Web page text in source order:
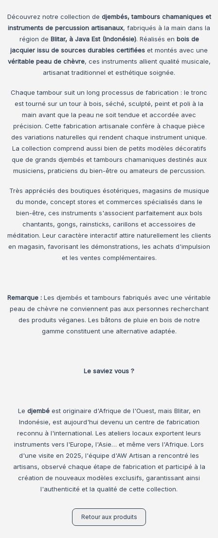
Découvrez notre collection de djembés, tambours chamaniques et
instruments de percussion artisanaux, fabriqués à la main dans la
région de Blitar, à Java Est (Indonésie). Réalisés en bois de
jacquier issu de sources durables certifiées et montés avec une
véritable peau de chèvre, ces instruments allient qualité musicale,
artisanat traditionnel et esthétique soignée.
Chaque tambour suit un long processus de fabrication : le tronc
est tourné sur un tour à bois, séché, sculpté, peint et poli à la
main avant que la peau ne soit tendue et accordée avec
précision. Cette fabrication artisanale confère à chaque pièce
des variations naturelles qui rendent chaque instrument unique.
La collection comprend aussi bien de petits modèles décoratifs
que de grands djembés et tambours chamaniques destinés aux
musiciens, praticiens du bien-être ou amateurs de percussion.
Très appréciés des boutiques ésotériques, magasins de musique
du monde, concept stores et commerces spécialisés dans le
bien-être, ces instruments s'associent parfaitement aux bols
chantants, gongs, rainsticks, carillons et accessoires de
méditation. Leur caractère interactif attire naturellement les clients
en magasin, favorisant les démonstrations, les achats d'impulsion
et les ventes complémentaires.
Remarque : Les djembés et tambours fabriqués avec une véritable
peau de chèvre ne conviennent pas aux personnes recherchant
des produits véganes. Les bâtons de pluie en bois de notre
gamme constituent une alternative adaptée.
Le saviez vous ?
Le djembéest originaire d'Afrique de l'Ouest, mais Blitar, en
Indonésie, est aujourd'hui devenu un centre de fabrication
reconnu à l'international. Les ateliers locaux exportent leurs
instruments vers l'Europe, l'Asie… et même vers l'Afrique. Lors
d'une visite en 2025, l'équipe d'AW Artisan a rencontré les
artisans, observé chaque étape de fabrication et participé à la
création de nouveaux modèles exclusifs, garantissant ainsi
l'authenticité et la qualité de cette collection.
Retour aux produits